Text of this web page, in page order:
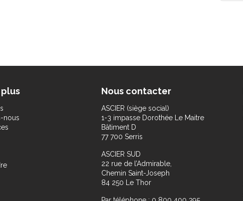
plus
nous
Nous contacter
ASCIER (siège social)
1-3 impasse Dorothée Le Maitre
Bâtiment D
77 700 Serris
ASCIER SUD
22 rue de l’Admirable,
Chemin Saint-Joseph
84 250 Le Thor